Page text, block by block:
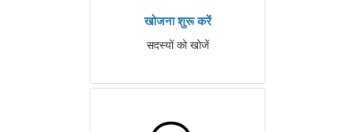
खोजना शुरू करें
सदस्यों को खोजें